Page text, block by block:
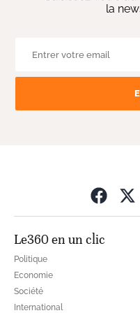
la
Le360 en un clic
Politique
Economie
Société
International